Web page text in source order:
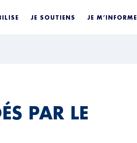
JE SOUTIENS JE M’INFORME
PAR LE